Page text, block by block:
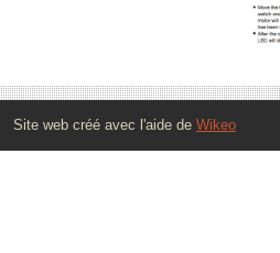
Site web créé avec l'aide de Wikeo